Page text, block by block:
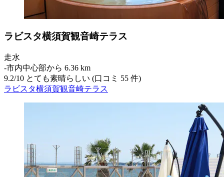
ラビスタ横須賀観音崎テラス
走水
‐市内中心部から 6.36 km
9.2/10 とても素晴らしい (口コミ 55 件)
ラビスタ横須賀観音崎テラス